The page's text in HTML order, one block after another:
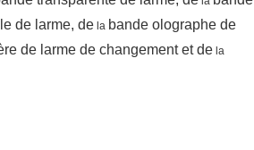
de larme, de la bande olographe de
de larme de changement et de la